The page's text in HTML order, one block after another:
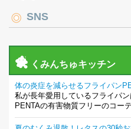
SNS
くみんちゅキッチン
体の炎症を減らせるフライパン
私が長年愛用しているフライパ
PENTAの有害物質フリーのコー